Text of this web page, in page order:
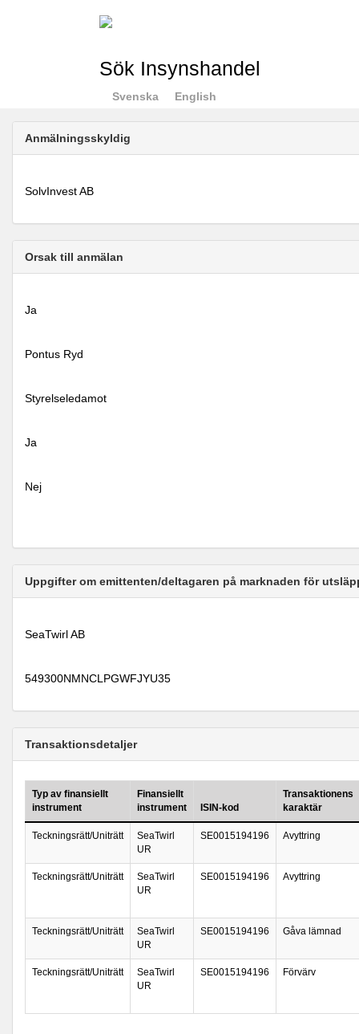
Sök Insynshandel
Svenska English
Anmälningsskyldig
SolvInvest AB
Orsak till anmälan
Ja
Pontus Ryd
Styrelseledamot
Ja
Nej
Uppgifter om emittenten/deltagaren på marknaden för
SeaTwirl AB
549300NMNCLPGWFJYU35
Transaktionsdetaljer
Typ av finansiellt
instrument
Finansiellt
instrument
ISIN-kod
Transaktionens
karaktär
Teckningsrätt/Uniträtt
SeaTwirl
UR
SE0015194196 Avyttring
Teckningsrätt/Uniträtt
SeaTwirl
UR
SE0015194196 Avyttring
Teckningsrätt/Uniträtt
SeaTwirl
UR
SE0015194196 Gåva lämnad
Teckningsrätt/Uniträtt
SeaTwirl
UR
SE0015194196 Förvärv